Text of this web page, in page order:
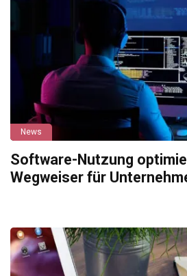
News
Software-Nutzung
Wegweiser für